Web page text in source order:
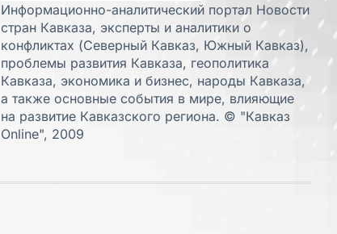
Информационно-аналитический портал Новости
стран Кавказа, эксперты и аналитики о
конфликтах (Северный Кавказ, Южный Кавказ),
проблемы развития Кавказа, геополитика
Кавказа, экономика и бизнес, народы Кавказа,
а также основные события в мире, влияющие
на развитие Кавказского региона. © "Кавказ
Online", 2009